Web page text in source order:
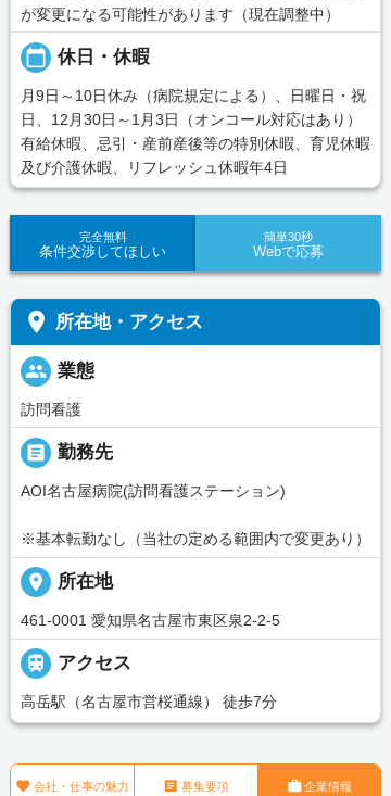
が変更になる可能性があります（現在調整中）
calendar_today 休日・休暇
月9日～10日休み（病院規定による）、日曜日・祝
日、12月30日～1月3日（オンコール対応はあり）
有給休暇、忌引・産前産後等の特別休暇、育児休暇
及び介護休暇、リフレッシュ休暇年4日
完全無料
条件交渉してほしい
簡単30秒
Webで応募
place 所在地・アクセス
people 業態
訪問看護
_pin
勤務先
AOI名古屋病院(訪問看護ステーション)
※基本転勤なし（当社の定める範囲内で変更あり）
place 所在地
461-0001 愛知県名古屋市東区泉2-2-5
 アクセス
高岳駅（名古屋市営桜通線） 徒歩7分
 会社・仕事の魅力  募集要項 企業情報